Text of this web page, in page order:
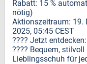
Rabatt: 15 %
nötig)
Aktionszeitraum: 19.
2025, 05:45 CEST
???? Jetzt
???? Bequem,
Lieblingsschuh für